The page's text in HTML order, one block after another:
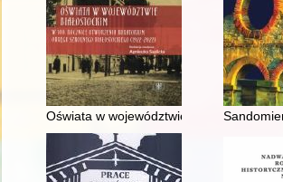
Oświata w województwie białostockim :